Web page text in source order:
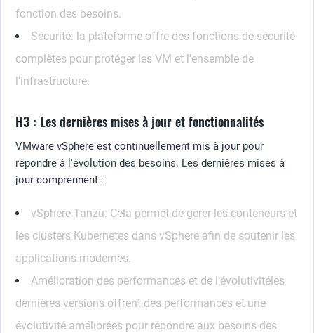
fonction des besoins.
Sécurité: la plateforme offre des fonctions de sécurité
complètes pour protéger les VM et l'ensemble de
l'infrastructure.
H3 : Les dernières mises à jour et fonctionnalités
VMware vSphere est continuellement mis à jour pour
répondre à l'évolution des besoins. Les dernières mises à
jour comprennent :
vSphere Tanzu: Cela permet de gérer les conteneurs et
les clusters Kubernetes dans vSphere afin de soutenir les
applications modernes.
Amélioration des performances et de l'évolutivitéles
dernières versions offrent des performances et une
évolutivité améliorées pour répondre aux besoins des